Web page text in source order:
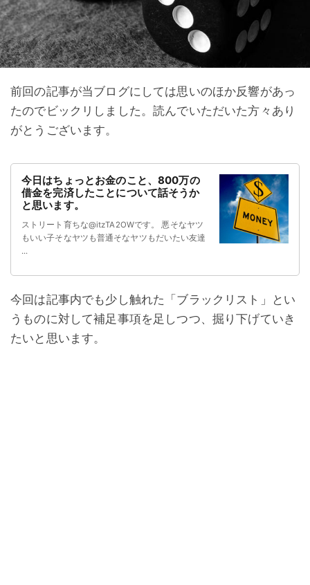
前回の記事が当ブログにしては思いのほか反響があっ
たのでビックリしました。読んでいただいた方々あり
がとうございます。
今日はちょっとお金のこと、800万の
借金を完済したことについて話そうか
と思います。
ストリート育ちな@itzTA2OWです。 悪そなヤツ
もいい子そなヤツも普通そなヤツもだいたい友達
...
今回は記事内でも少し触れた「ブラックリスト」とい
うものに対して補足事項を足しつつ、掘り下げていき
たいと思います。